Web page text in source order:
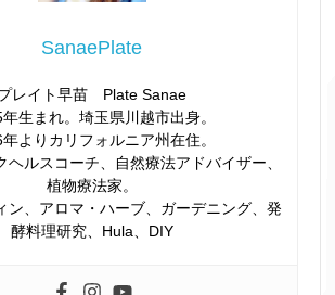
SanaePlate
レイト早苗 Plate Sanae
生まれ。埼玉県川越市出身。
よりカリフォルニア州在住。
ヘルスコーチ、自然療法アドバイザー、
植物療法家。
ン、アロマ・ハーブ、ガーデニング、発
酵料理研究、Hula、DIY